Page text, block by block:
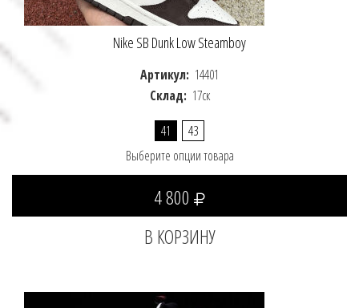
Nike SB Dunk Low Steamboy
Артикул: 14401
Склад: 17ск
41
43
Выберите опции товара
4 800